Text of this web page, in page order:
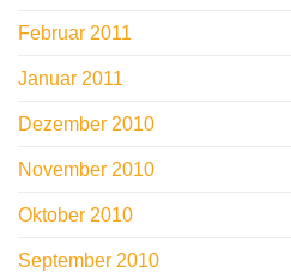
Februar 2011
Januar 2011
Dezember 2010
November 2010
Oktober 2010
September 2010